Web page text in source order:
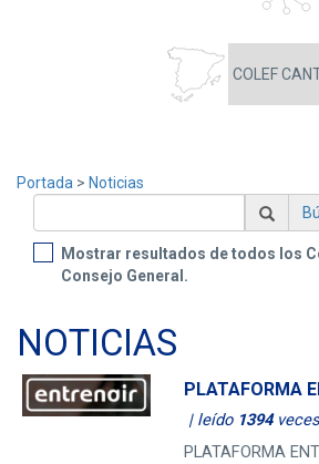
Portada > Noticias
Mostrar resultados de todos los
Consejo General.
NOTICIAS
PLATAFORMA
| leído 1394veces
PLATAFORMA